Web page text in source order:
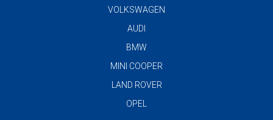
VOLKSWAGEN
AUDI
BMW
MINI COOPER
LAND ROVER
OPEL